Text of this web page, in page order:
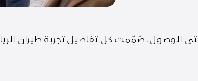
صُمّمت كل تفاصيل تجربة طيران